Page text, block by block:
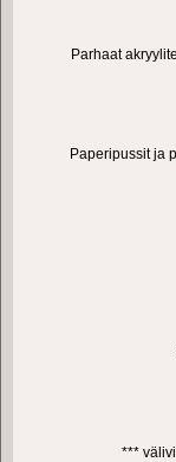
Parhaat
Paperipussit ja
***